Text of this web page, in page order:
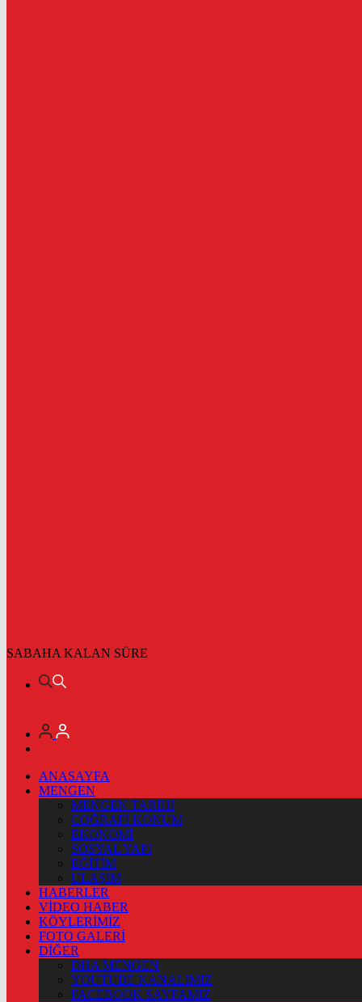
SABAHA KALAN SÜRE
ANASAYFA
MENGEN
MENGEN TARİHİ
COĞRAFİ KONUM
EKONOMİ
SOSYAL YAPI
EĞİTİM
ULAŞIM
HABERLER
VİDEO HABER
KÖYLERİMİZ
FOTO GALERİ
DİĞER
DHA MENGEN
YOUTUBE KANALIMIZ
FACEBOOK SAYFAMIZ